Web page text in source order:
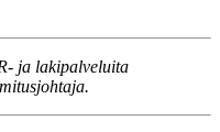
ja lakipalveluita